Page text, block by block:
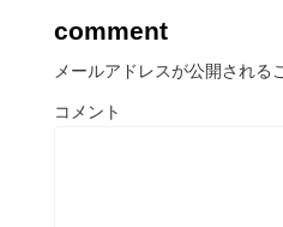
comment
メールアドレスが公開される
コメント